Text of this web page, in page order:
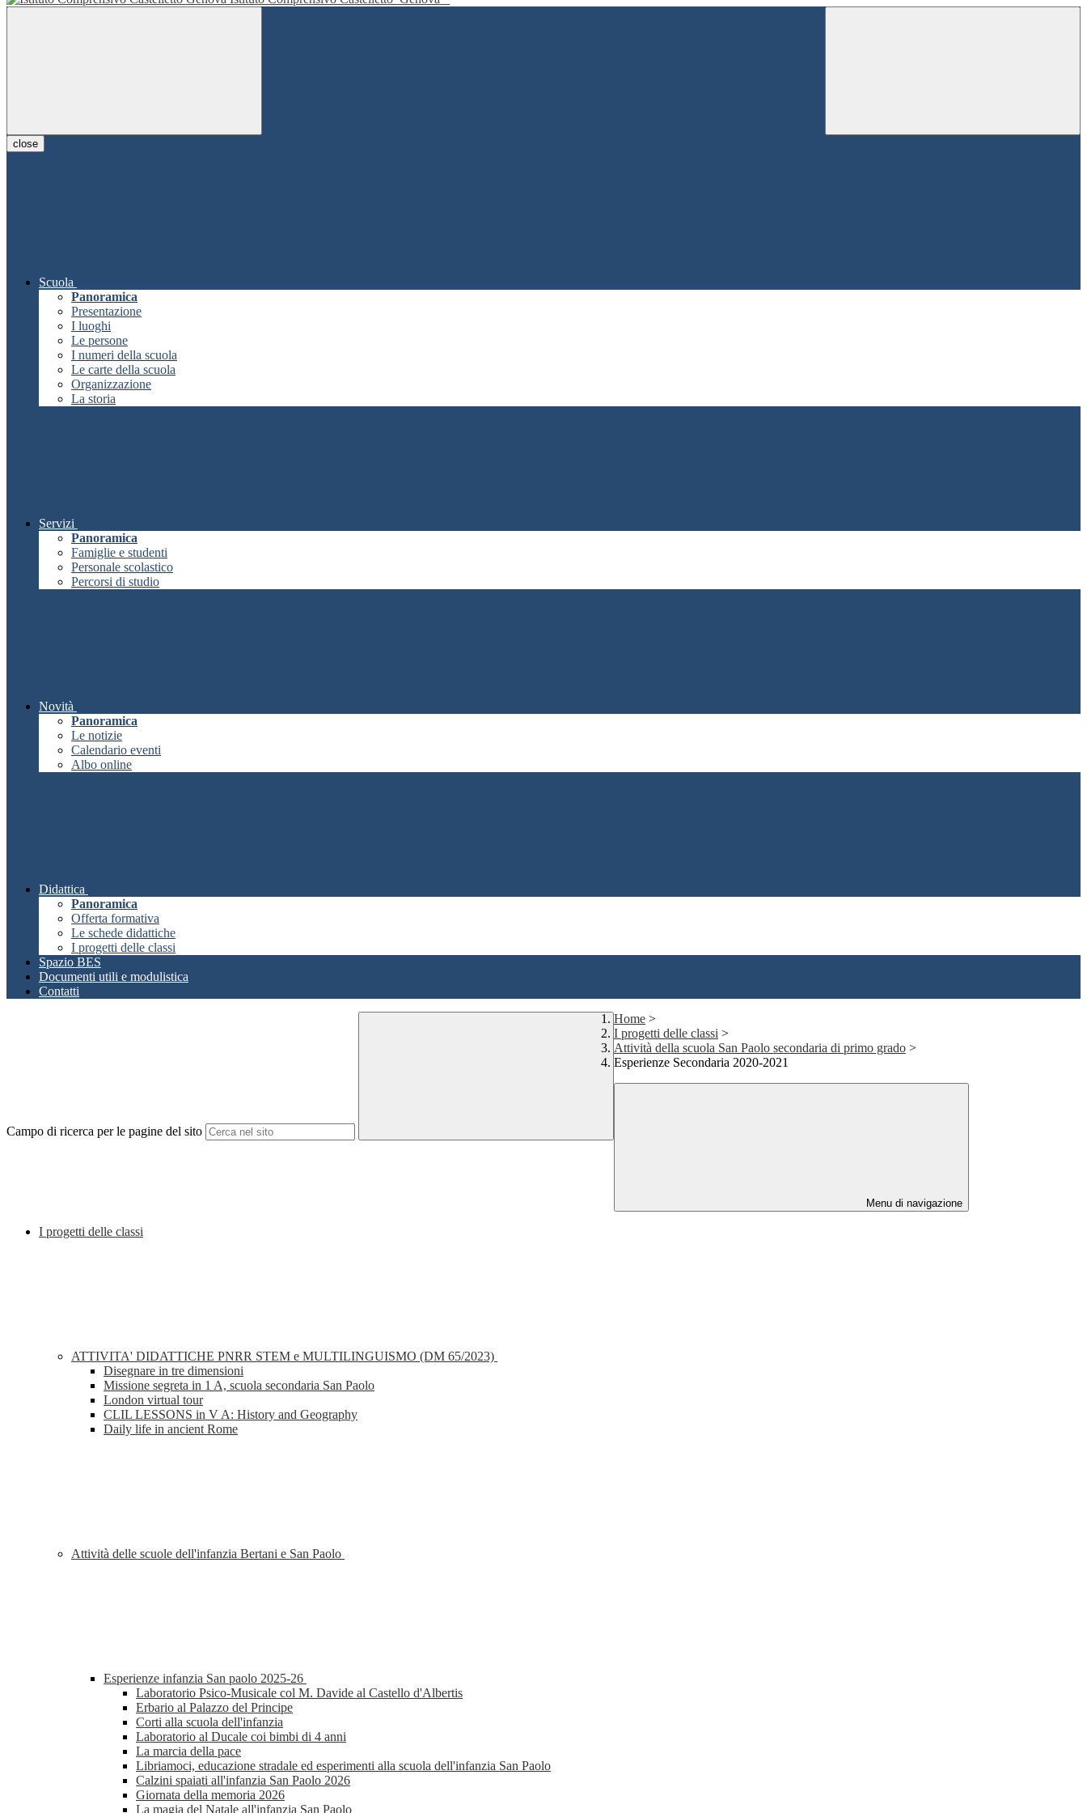
close
Scuola
Panoramica
Presentazione
I luoghi
Le persone
I numeri della scuola
Le carte della scuola
Organizzazione
La storia
Servizi
Panoramica
Famiglie e studenti
Personale scolastico
Percorsi di studio
Novità
Panoramica
Le notizie
Calendario eventi
Albo online
Didattica
Panoramica
Offerta formativa
Le schede didattiche
I progetti delle classi
Spazio BES
Documenti utili e modulistica
Contatti
Campo di ricerca per le pagine del sito
Home >
I progetti delle classi >
Attività della scuola San Paolo secondaria di primo grado >
Esperienze Secondaria 2020-2021
Menu di navigazione
I progetti delle classi
ATTIVITA' DIDATTICHE PNRR STEM e MULTILINGUISMO (DM 65/2023)
Disegnare in tre dimensioni
Missione segreta in 1 A, scuola secondaria San Paolo
London virtual tour
CLIL LESSONS in V A: History and Geography
Daily life in ancient Rome
Attività delle scuole dell'infanzia Bertani e San Paolo
Esperienze infanzia San paolo 2025-26
Laboratorio Psico-Musicale col M. Davide al Castello d'Albertis
Erbario al Palazzo del Principe
Corti alla scuola dell'infanzia
Laboratorio al Ducale coi bimbi di 4 anni
La marcia della pace
Libriamoci, educazione stradale ed esperimenti alla scuola dell'infanzia San Paolo
Calzini spaiati all'infanzia San Paolo 2026
Giornata della memoria 2026
La magia del Natale all'infanzia San Paolo